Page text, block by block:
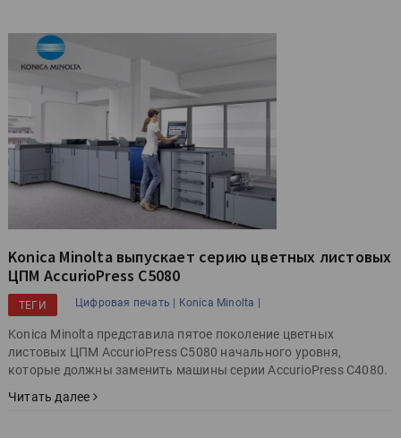
Konica Minolta выпускает серию цветных листовых
ЦПМ AccurioPress C5080
ТЕГИ Цифровая печать | Konica Minolta |
Konica Minolta представила пятое поколение цветных
листовых ЦПМ AccurioPress C5080 начального уровня,
которые должны заменить машины серии AccurioPress C4080.
Читать далее